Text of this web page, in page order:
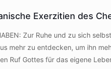
Exerzitien des
Zur Ruhe und zu sich
mehr zu entdecken, um ihn
Ruf Gottes für das eigene